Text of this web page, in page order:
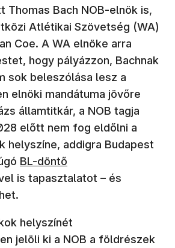
Thomas Bach NOB-elnök is,
Atlétikai Szövetség (WA)
Coe. A WA elnöke arra
hogy pályázzon, Bachnak
sok beleszólása lesz a
elnöki mandátuma jövőre
államtitkár, a NOB tagja
előtt nem fog eldőlni a
helyszíne, addigra Budapest
BL-döntő
is tapasztalatot – és
helyszínét
jelöli ki a NOB a földrészek